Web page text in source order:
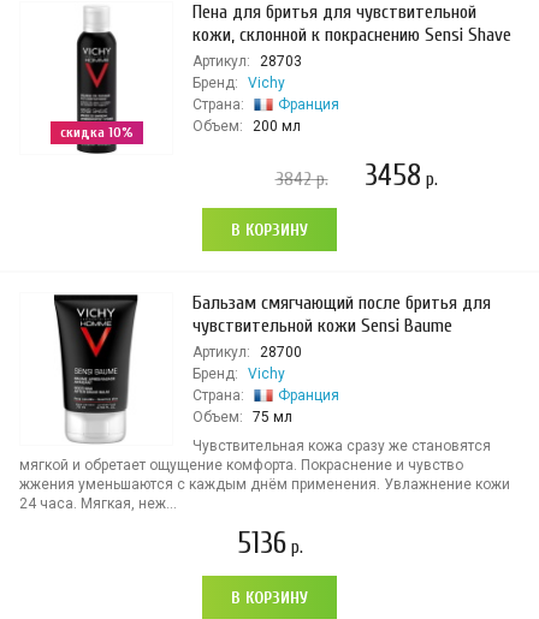
скидка 10%
Пена для бритья для чувствительной
кожи, склонной к покраснению Sensi Shave
Артикул:
28703
Бренд:
Vichy
Страна:
Франция
Объем:
200 мл
3842р. 3458 р.
В КОРЗИНУ
Бальзам смягчающий после бритья для
чувствительной кожи Sensi Baume
Артикул:
28700
Бренд:
Vichy
Страна:
Франция
Объем:
75 мл
Чувствительная кожа сразу же становятся
мягкой и обретает ощущение комфорта. Покраснение и чувство
жжения уменьшаются с каждым днём применения. Увлажнение кожи
24 часа. Мягкая, неж...
5136р.
В КОРЗИНУ